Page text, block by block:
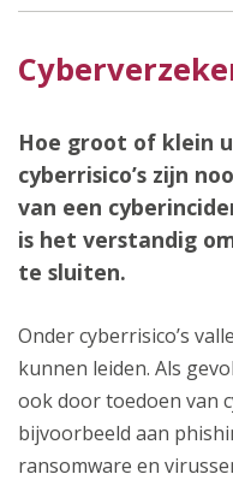
Hoe groot of klein
cyberrisico’s zijn
van een
is het verstandig
te sluiten.
Onder cyberrisico’s
kunnen leiden. Als
ook door toedoen van
bijvoorbeeld aan
ransomware en